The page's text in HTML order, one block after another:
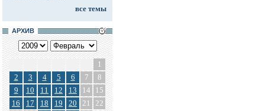
все темы
АРХИВ
1
2
3 4 5 6 7
8
9
10 11 12 13 14
15
16
17 18 19 20 21
22